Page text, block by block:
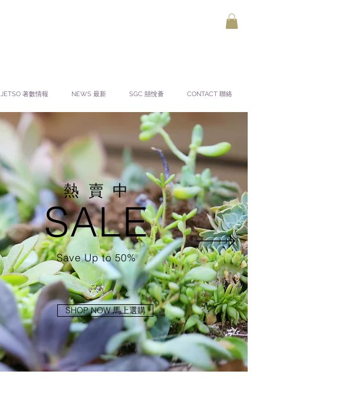
JETSO 著數情報 NEWS 最新 SGC 囍悅薈 CONTACT 聯絡
​熱賣中
SALE
Save Up to 50%
SHOP NOW 馬上選購